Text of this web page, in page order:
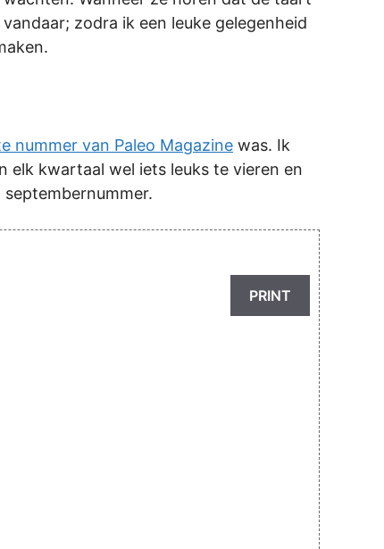
zodra ik een leuke gelegenheid
nummer van Paleo Magazine was. Ik
elk kwartaal wel iets leuks te vieren en
PRINT